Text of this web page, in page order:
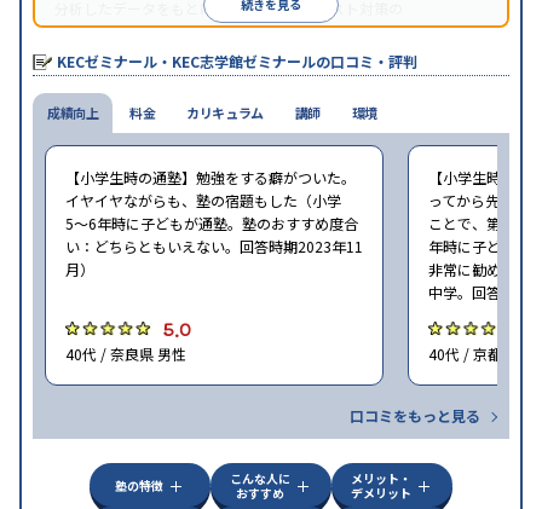
分析したデータをもとに、学校別の定期テスト対策の
『KECCADAS』という授業を行っている。
続きを見る
KECゼミナール・KEC志学館ゼミナールの口コミ・評判
成績向上
【小学生時の通塾】勉強をする癖がついた。
イヤイヤながらも、塾の宿題もした（小学
5〜6年時に子どもが通塾。塾のおすすめ度合
い：どちらともいえない。回答時期2023年11
月）
5.0
40代 / 奈良県 男性
【小学生時の通
ってから先生に
ことで、第一志
年時に子どもが
非常に勧めたい
中学。回答時期
40代 / 京都府 男
口コミをもっと見る
料金 カリキュラム 講師 環境
塾の特徴
こんな人に
おすすめ
メリット・
デメリット